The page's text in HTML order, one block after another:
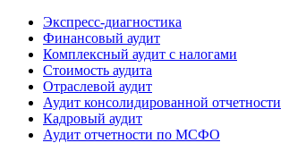
Экспресс-диагностика
Финансовый аудит
Комплексный аудит с налогами
Стоимость аудита
Отраслевой аудит
Аудит консолидированной отчетности
Кадровый аудит
Аудит отчетности по МСФО